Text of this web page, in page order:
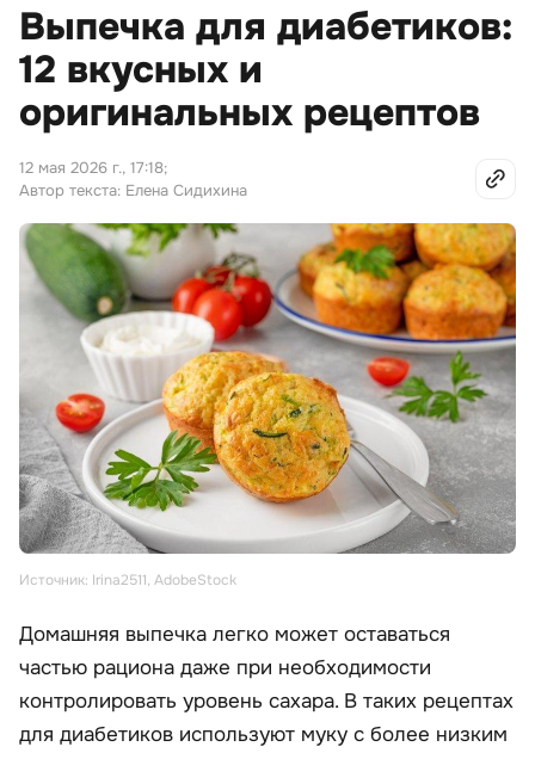
Выпечка для диабетиков:
12 вкусных и
оригинальных рецептов
12 мая 2026 г., 17:18;
Автор текста: Елена Сидихина
Источник: Irina2511, AdobeStock
Домашняя выпечка легко может оставаться
частью рациона даже при необходимости
контролировать уровень сахара. В таких рецептах
для диабетиков используют муку с более низким